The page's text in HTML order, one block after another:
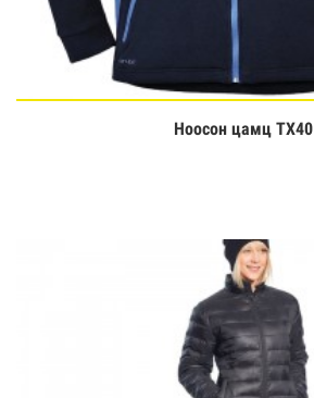
Үзэх
Ноосон цамц TX40